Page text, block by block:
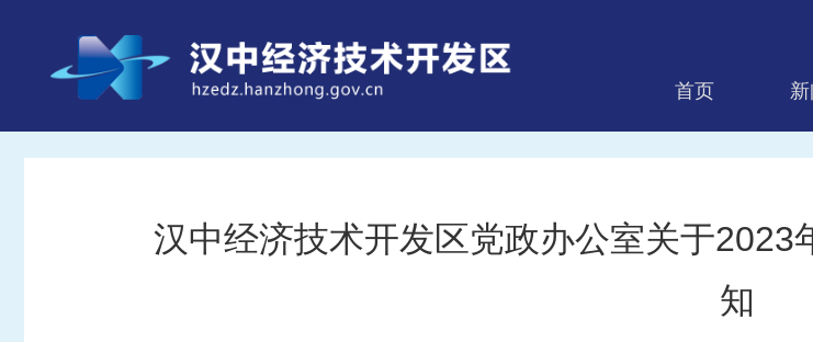
首页
汉中经济技术开发区党政办公室关于2023
知